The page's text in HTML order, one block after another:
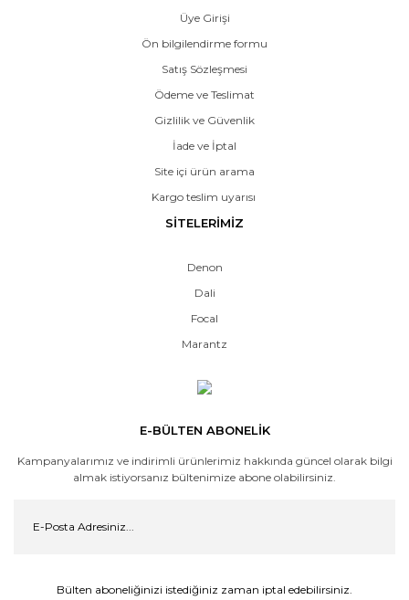
Üye Girişi
Ön bilgilendirme formu
Satış Sözleşmesi
Ödeme ve Teslimat
Gizlilik ve Güvenlik
İade ve İptal
Site içi ürün arama
Kargo teslim uyarısı
SİTELERİMİZ
Denon
Dali
Focal
Marantz
E-BÜLTEN ABONELİK
Kampanyalarımız ve indirimli ürünlerimiz hakkında güncel olarak bilgi
almak istiyorsanız bültenimize abone olabilirsiniz.
Bülten aboneliğinizi istediğiniz zaman iptal edebilirsiniz.